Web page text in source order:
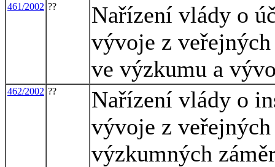
461/2002 ??
Nařízení vlády o
vývoje z
ve výzkumu a
462/2002 ??
Nařízení vlády o
vývoje z
výzkumných